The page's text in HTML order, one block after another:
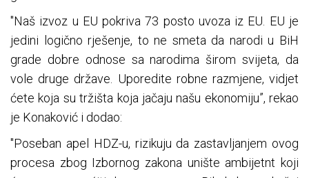
"Naš izvoz u EU pokriva 73 posto uvoza iz EU. EU je
jedini logično rješenje, to ne smeta da narodi u BiH
grade dobre odnose sa narodima širom svijeta, da
vole druge države. Uporedite robne razmjene, vidjet
ćete koja su tržišta koja jačaju našu ekonomiju”, rekao
je Konaković i dodao:
"Poseban apel HDZ-u, rizikuju da zastavljanjem ovog
procesa zbog Izbornog zakona unište ambijetnt koji